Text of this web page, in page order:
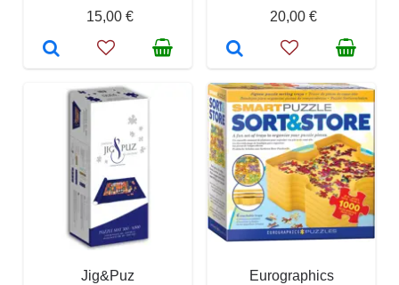
15,00 €
20,00 €
Jig&Puz
Eurographics